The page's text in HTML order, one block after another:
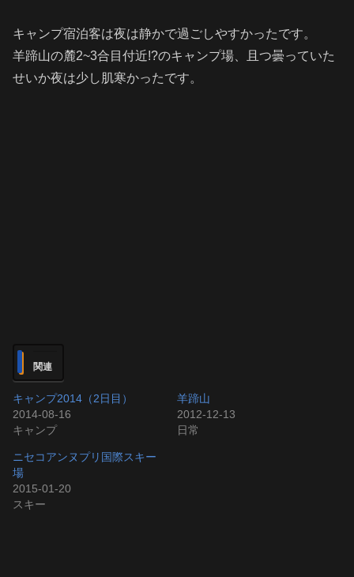
キャンプ宿泊客は夜は静かで過ごしやすかったです。
羊蹄山の麓2~3合目付近!?のキャンプ場、且つ曇っていた
せいか夜は少し肌寒かったです。
関連
キャンプ2014（2日目）
2014-08-16
キャンプ
羊蹄山
2012-12-13
日常
ニセコアンヌプリ国際スキー
場
2015-01-20
スキー